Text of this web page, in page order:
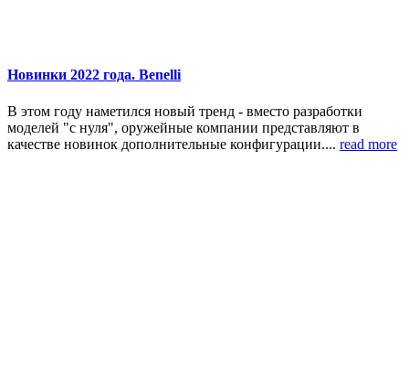
Новинки 2022 года. Benelli
В этом году наметился новый тренд - вместо разработки
моделей "с нуля", оружейные компании представляют в
качестве новинок дополнительные конфигурации.... read more